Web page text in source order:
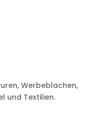
Werbeblachen,
und Textilien.